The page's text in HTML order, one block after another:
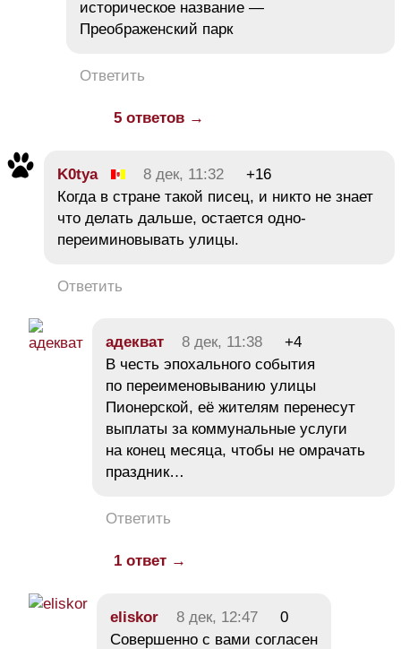
историческое название —
Преображенский парк
Ответить
5 ответов →
K0tya 8 дек, 11:32
+16
Когда в стране такой писец, и никто не знает
что делать дальше, остается одно-
переиминовывать улицы.
Ответить
адекват 8 дек, 11:38
+4
В честь эпохального события
по переименовыванию улицы
Пионерской, её жителям перенесут
выплаты за коммунальные услуги
на конец месяца, чтобы не омрачать
праздник…
Ответить
1 ответ →
eliskor 8 дек, 12:47
0
Совершенно с вами согласен